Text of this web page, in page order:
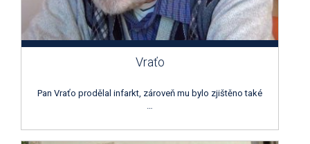
Vraťo
Pan Vraťo prodělal infarkt, zároveň mu bylo zjištěno také
…